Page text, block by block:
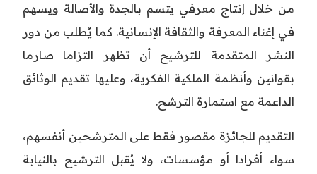
من خلال إنتاج معرفي يتسم بالجدة والأصالة ويسهم
في إغناء المعرفة والثقافة الإنسانية. كما يُطلب من دور
النشر المتقدمة للترشيح أن تظهر التزاما صارما
بقوانين وأنظمة الملكية الفكرية، وعليها تقديم الوثائق
الداعمة مع استمارة الترشح.
التقديم للجائزة مقصور فقط على المترشحين أنفسهم،
سواء أفرادا أو مؤسسات، ولا يُقبل الترشيح بالنيابة